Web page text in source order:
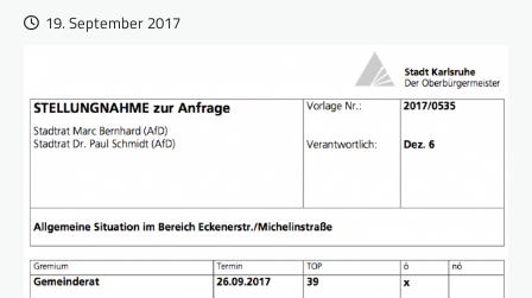
19. September 2017